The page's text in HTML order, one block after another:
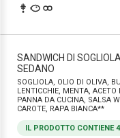
SANDWICH DI
SEDANO
SOGLIOLA, OLIO DI OLIVA,
LENTICCHIE, MENTA,
PANNA DA CUCINA, SALSA
CAROTE, RAPA BIANCA**
IL PRODOTTO CONTIENE